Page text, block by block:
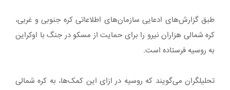
طبق گزارش‌های ادعایی سازمان‌های اطلاعاتی کره جنوبی و غربی،
کره شمالی هزاران نیرو را برای حمایت از مسکو در جنگ با اوکراین
به روسیه فرستاده است.
تحلیلگران می‌گویند که روسیه در ازای این کمک‌ها، به کره شمالی